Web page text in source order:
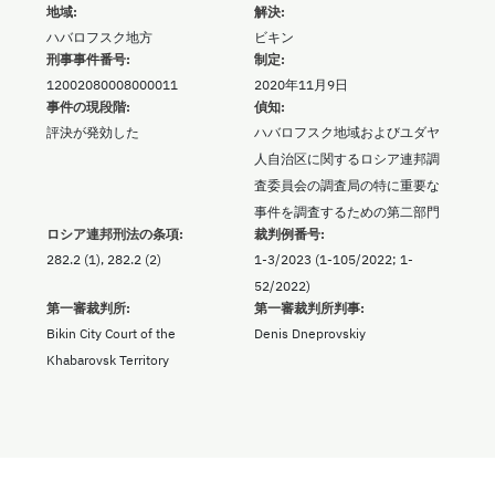
地域:
ハバロフスク地方
解決:
ビキン
刑事事件番号:
12002080008000011
制定:
2020年11月9日
事件の現段階:
評決が発効した
偵知:
ハバロフスク地域およびユダヤ
人自治区に関するロシア連邦調
査委員会の調査局の特に重要な
事件を調査するための第二部門
ロシア連邦刑法の条項:
282.2 (1), 282.2 (2)
裁判例番号:
1-3/2023 (1-105/2022; 1-
52/2022)
第一審裁判所:
Bikin City Court of the
Khabarovsk Territory
第一審裁判所判事:
Denis Dneprovskiy